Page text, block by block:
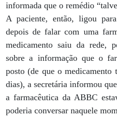
informada que o remédio
A paciente, então, ligou
depois de falar com uma
medicamento saiu da rede,
sobre a informação que o
posto (de que o medicamento
dias), a secretária informou
a farmacêutica da ABBC
poderia conversar naquele